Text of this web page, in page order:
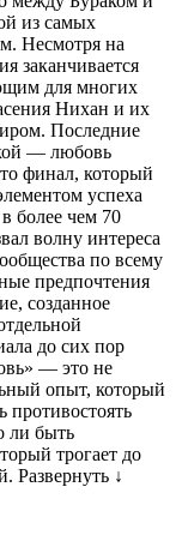
из самых
Несмотря на
заканчивается
для многих
Нихан и их
Последние
— любовь
финал, который
успеха
более чем 70
волну интереса
по всему
предпочтения
созданное
до сих пор
— это не
опыт, который
ли быть
трогает до
Развернуть ↓